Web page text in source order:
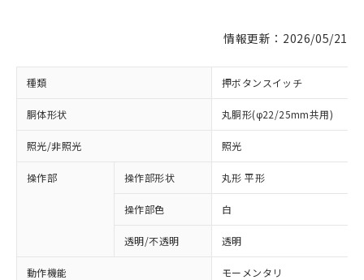
情報更新：2026/05/21
種類 押ボタンスイッチ
胴体形状 丸胴形(φ22/25mm共用)
照光/非照光 照光
操作部 操作部形状 丸形 平形
操作部色 白
透明/不透明 透明
動作機能 モーメンタリ